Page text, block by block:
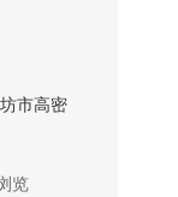
市高密
览